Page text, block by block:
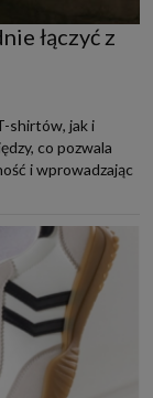
łączyć z
shirtów, jak i
co pozwala
i wprowadzając